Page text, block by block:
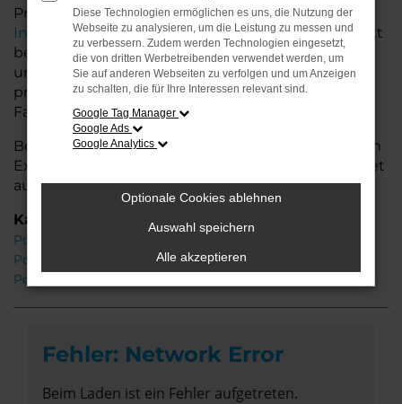
Profitieren Sie von zusätzlichen Services wie
Inzahlungnahme,Wartung und Reparaturendirekt
bei Ihrem Porsche Autohaus in Oldenburg. Mit
unserer großen Auswahl an Fahrzeugen und der
professionellen Beratung finden Sie bei uns das
Fahrzeug, das Ihre Ansprüche erfüllt.
Besuchen Sie uns und lassen Sie sich von unserem
Expertenteam beraten – der Porsche Taycan wartet
auf Sie!
Kategorie
Porsche Taycan Oldenburg
Porsche Taycan Gebrauchtwagen Oldenburg
Porsche Taycan Neuwagen Oldenburg
Fehler: Network Error
Beim Laden ist ein Fehler aufgetreten.
Diese Technologien ermöglichen es uns, die Nutzung der
Webseite zu analysieren, um die Leistung zu messen und
zu verbessern. Zudem werden Technologien eingesetzt,
die von dritten Werbetreibenden verwendet werden, um
Sie auf anderen Webseiten zu verfolgen und um Anzeigen
zu schalten, die für Ihre Interessen relevant sind.
Google Tag Manager
Google Ads
Google Analytics
Optionale Cookies ablehnen
Auswahl speichern
Alle akzeptieren